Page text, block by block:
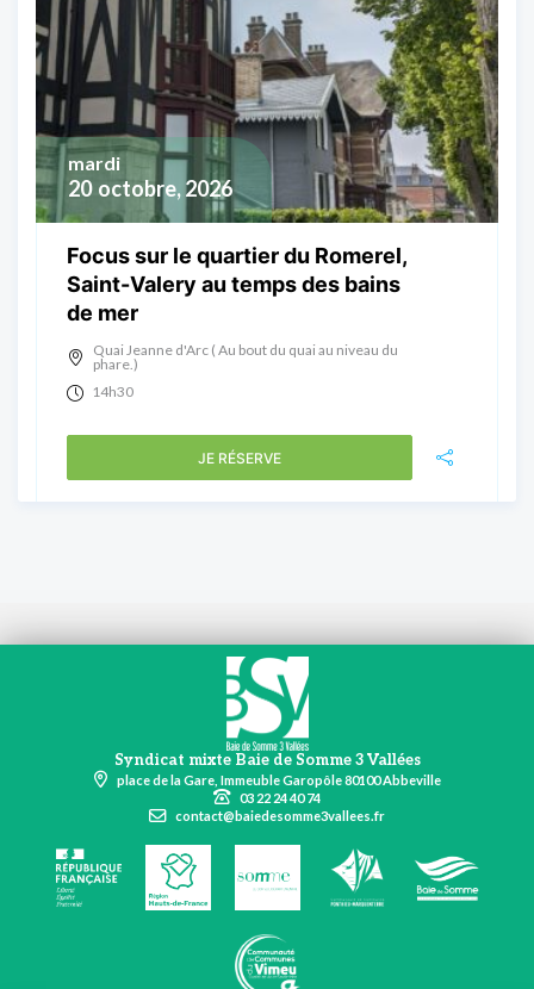
20 octobre, 2026
mardi
Focus sur le quartier du Romerel,
Saint-Valery au temps des bains
de mer
Quai Jeanne d'Arc ( Au bout du quai au niveau du
phare.)
14h30
JE RÉSERVE
Syndicat mixte Baie de Somme 3 Vallées
place de la Gare, Immeuble Garopôle 80100 Abbeville
03 22 24 40 74
contact@baiedesomme3vallees.fr